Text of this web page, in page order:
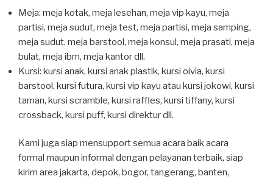
Meja: meja kotak, meja lesehan, meja vip kayu, meja
partisi, meja sudut, meja test, meja partisi, meja samping,
meja sudut, meja barstool, meja konsul, meja prasati, meja
bulat, meja ibm, meja kantor dll.
Kursi: kursi anak, kursi anak plastik, kursi oivia, kursi
barstool, kursi futura, kursi vip kayu atau kursi jokowi, kursi
taman, kursi scramble, kursi raffles, kursi tiffany, kursi
crossback, kursi puff, kursi direktur dll.
Kami juga siap mensupport semua acara baik acara
formal maupun informal dengan pelayanan terbaik, siap
kirim area jakarta, depok, bogor, tangerang, banten,